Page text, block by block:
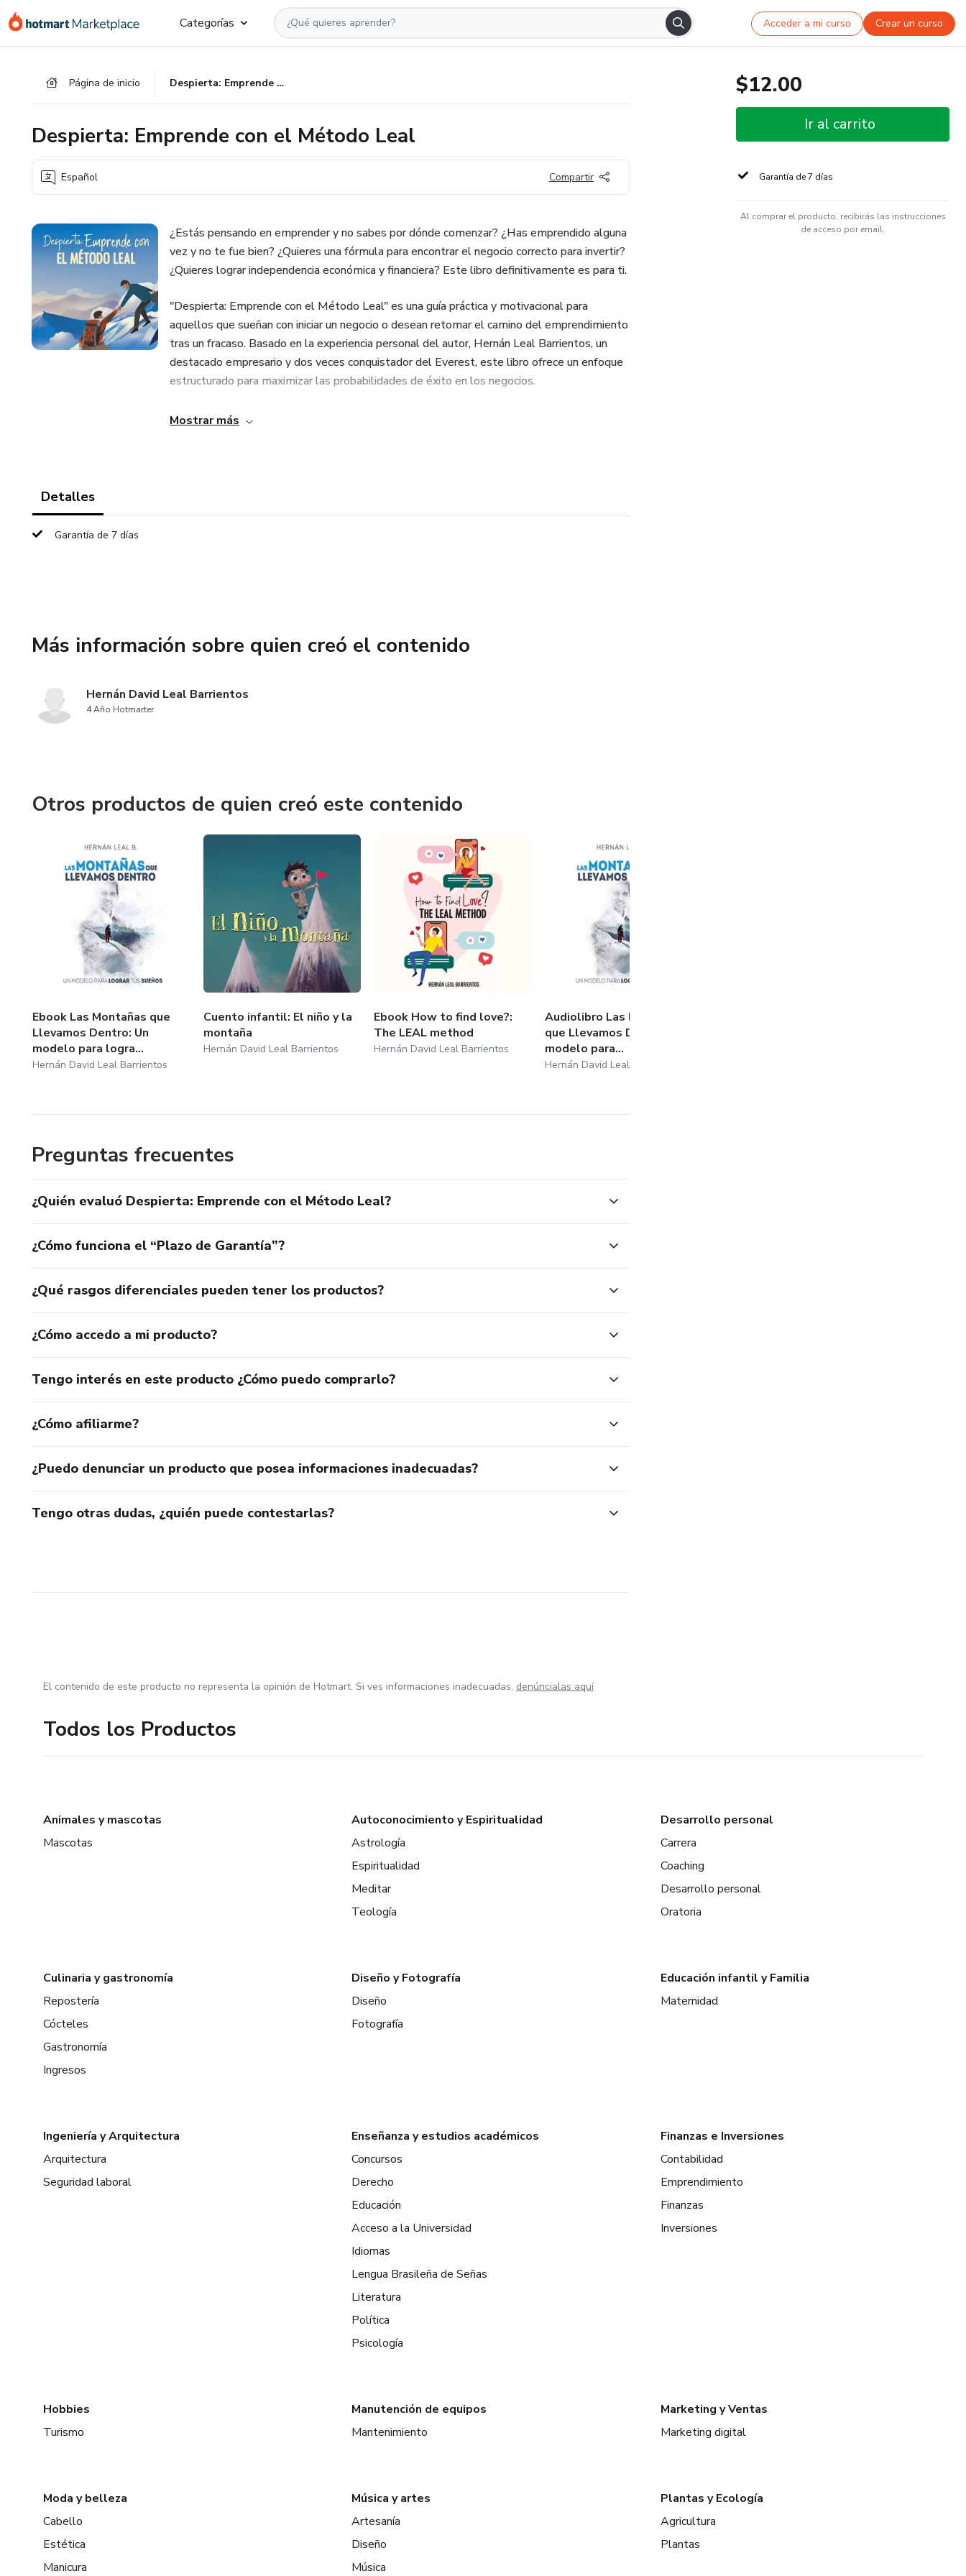
Categorías Acceder a mi curso Crear un curso
Página de inicio Despierta: Emprende con el Método Leal
Despierta: Emprende con el Método Leal
Español Compartir
¿Estás pensando en emprender y no sabes por dónde comenzar? ¿Has emprendido alguna
vez y no te fue bien? ¿Quieres una fórmula para encontrar el negocio correcto para invertir?
¿Quieres lograr independencia económica y financiera? Este libro definitivamente es para ti.
"Despierta: Emprende con el Método Leal" es una guía práctica y motivacional para
aquellos que sueñan con iniciar un negocio o desean retomar el camino del emprendimiento
tras un fracaso. Basado en la experiencia personal del autor, Hernán Leal Barrientos, un
destacado empresario y dos veces conquistador del Everest, este libro ofrece un enfoque
estructurado para maximizar las probabilidades de éxito en los negocios.
Hernán quiere ser tu sherpa en los negocios: su propósito es ayudarte a minimizar los
Mostrar más
Detalles
Garantía de 7 días
Más información sobre quien creó el contenido
Hernán David Leal Barrientos
4 Año Hotmarter
Otros productos de quien creó este contenido
Ebook Las Montañas que
Llevamos Dentro: Un
modelo para logra...
Hernán David Leal Barrientos
Cuento infantil: El niño y la
montaña
Hernán David Leal Barrientos
Ebook How to find love?:
The LEAL method
Hernán David Leal Barrientos
Audiolibro Las Montañas
que Llevamos Dentro: Un
modelo para...
Hernán David Leal Barrientos
Preguntas frecuentes
¿Quién evaluó Despierta: Emprende con el Método Leal?
¿Cómo funciona el “Plazo de Garantía”?
¿Qué rasgos diferenciales pueden tener los productos?
¿Cómo accedo a mi producto?
Tengo interés en este producto ¿Cómo puedo comprarlo?
¿Cómo afiliarme?
¿Puedo denunciar un producto que posea informaciones inadecuadas?
Tengo otras dudas, ¿quién puede contestarlas?
$12.00
Ir al carrito
Garantía de 7 días
Al comprar el producto, recibirás las instrucciones
de acceso por email.
El contenido de este producto no representa la opinión de Hotmart. Si ves informaciones inadecuadas, denúncialas aquí
Todos los Productos
Animales y mascotas
Mascotas
Autoconocimiento y Espiritualidad
Astrología
Espiritualidad
Meditar
Teología
Desarrollo personal
Carrera
Coaching
Desarrollo personal
Oratoria
Culinaria y gastronomía
Repostería
Cócteles
Gastronomía
Ingresos
Diseño y Fotografía
Diseño
Fotografía
Educación infantil y Familia
Maternidad
Ingeniería y Arquitectura
Arquitectura
Seguridad laboral
Enseñanza y estudios académicos
Concursos
Derecho
Educación
Acceso a la Universidad
Idiomas
Lengua Brasileña de Señas
Literatura
Política
Psicología
Finanzas e Inversiones
Contabilidad
Emprendimiento
Finanzas
Inversiones
Hobbies
Turismo
Manutención de equipos
Mantenimiento
Marketing y Ventas
Marketing digital
Moda y belleza
Cabello
Estética
Manicura
Música y artes
Artesanía
Diseño
Música
Plantas y Ecología
Agricultura
Plantas